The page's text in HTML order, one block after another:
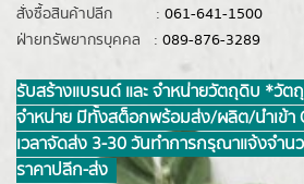
สั่งซื้อสินค้าปลีก : 061-641-1500
ฝ่ายทรัพยากรบุคคล : 089-876-3289
รับสร้างแบรนด์ และ จำหน่ายวัตถุดิบ *วัต
จำหน่าย มีทั้งสต็อกพร้อมส่ง/ผลิต/นำเข้า
เวลาจัดส่ง 3-30 วันทำการ กรุณาแจ้งจำ
ราคาปลีก-ส่ง